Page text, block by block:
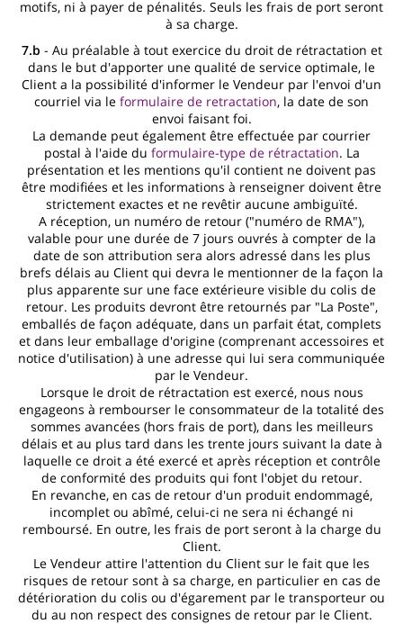
motifs, ni à payer de pénalités. Seuls les frais de port seront
à sa charge.
7.b - Au préalable à tout exercice du droit de rétractation et
dans le but d'apporter une qualité de service optimale, le
Client a la possibilité d'informer le Vendeur par l'envoi d'un
courriel via le formulaire de retractation, la date de son
envoi faisant foi.
La demande peut également être effectuée par courrier
postal à l'aide du formulaire-type de rétractation. La
présentation et les mentions qu'il contient ne doivent pas
être modifiées et les informations à renseigner doivent être
strictement exactes et ne revêtir aucune ambiguïté.
A réception, un numéro de retour ("numéro de RMA"),
valable pour une durée de 7 jours ouvrés à compter de la
date de son attribution sera alors adressé dans les plus
brefs délais au Client qui devra le mentionner de la façon la
plus apparente sur une face extérieure visible du colis de
retour. Les produits devront être retournés par "La Poste",
emballés de façon adéquate, dans un parfait état, complets
et dans leur emballage d'origine (comprenant accessoires et
notice d'utilisation) à une adresse qui lui sera communiquée
par le Vendeur.
Lorsque le droit de rétractation est exercé, nous nous
engageons à rembourser le consommateur de la totalité des
sommes avancées (hors frais de port), dans les meilleurs
délais et au plus tard dans les trente jours suivant la date à
laquelle ce droit a été exercé et après réception et contrôle
de conformité des produits qui font l'objet du retour.
En revanche, en cas de retour d'un produit endommagé,
incomplet ou abîmé, celui-ci ne sera ni échangé ni
remboursé. En outre, les frais de port seront à la charge du
Client.
Le Vendeur attire l'attention du Client sur le fait que les
risques de retour sont à sa charge, en particulier en cas de
détérioration du colis ou d'égarement par le transporteur ou
du au non respect des consignes de retour par le Client.